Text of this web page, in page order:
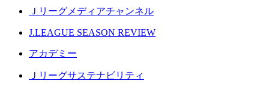
Ｊリーグメディアチャンネル
J.LEAGUE SEASON REVIEW
アカデミー
Ｊリーグサステナビリティ